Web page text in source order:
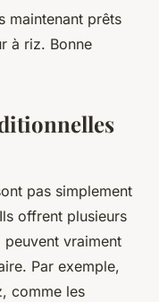
maintenant prêts
à riz. Bonne
pas simplement
offrent plusieurs
vraiment
Par exemple,
comme les